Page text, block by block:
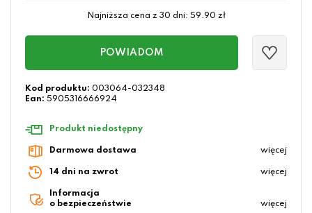
Najniższa cena z 30 dni: 59.90 zł
POWIADOM
Kod produktu: 003064-032348
Ean: 5905316666924
Produkt niedostępny
Darmowa dostawa więcej
14 dni na zwrot więcej
Informacja
o bezpieczeństwie
więcej